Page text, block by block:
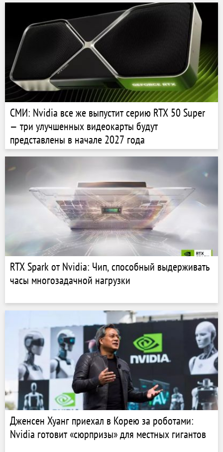
СМИ: Nvidia все же выпустит серию RTX 50 Super
— три улучшенных видеокарты будут
представлены в начале 2027 года
RTX Spark от Nvidia: Чип, способный выдерживать
часы многозадачной нагрузки
Дженсен Хуанг приехал в Корею за роботами:
Nvidia готовит «сюрпризы» для местных гигантов